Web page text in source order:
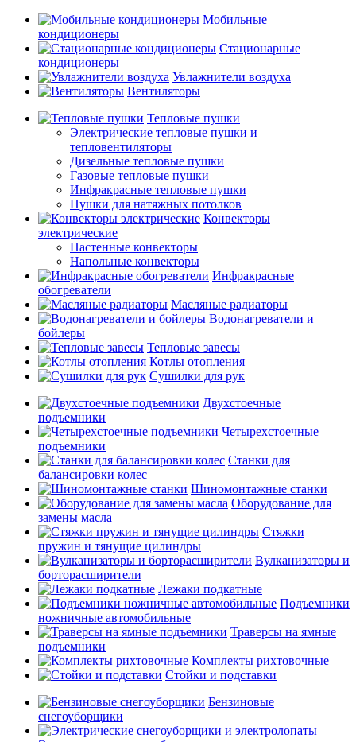
Мобильные
кондиционеры
Стационарные
кондиционеры
Увлажнители воздуха
Вентиляторы
Тепловые пушки
Электрические тепловые пушки и
тепловентиляторы
Дизельные тепловые пушки
Газовые тепловые пушки
Инфракрасные тепловые пушки
Пушки для натяжных потолков
Конвекторы
электрические
Настенные конвекторы
Напольные конвекторы
Инфракрасные
обогреватели
Масляные радиаторы
Водонагреватели и
бойлеры
Тепловые завесы
Котлы отопления
Сушилки для рук
Двухстоечные
подъемники
Четырехстоечные
подъемники
Станки для
балансировки колес
Шиномонтажные станки
Оборудование для
замены масла
Стяжки
пружин и тянущие цилиндры
Вулканизаторы и
борторасширители
Лежаки подкатные
Подъемники
ножничные автомобильные
Траверсы на ямные
подъемники
Комплекты рихтовочные
Стойки и подставки
Бензиновые
снегоуборщики